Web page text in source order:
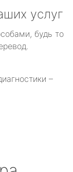
услуг
будь то
–